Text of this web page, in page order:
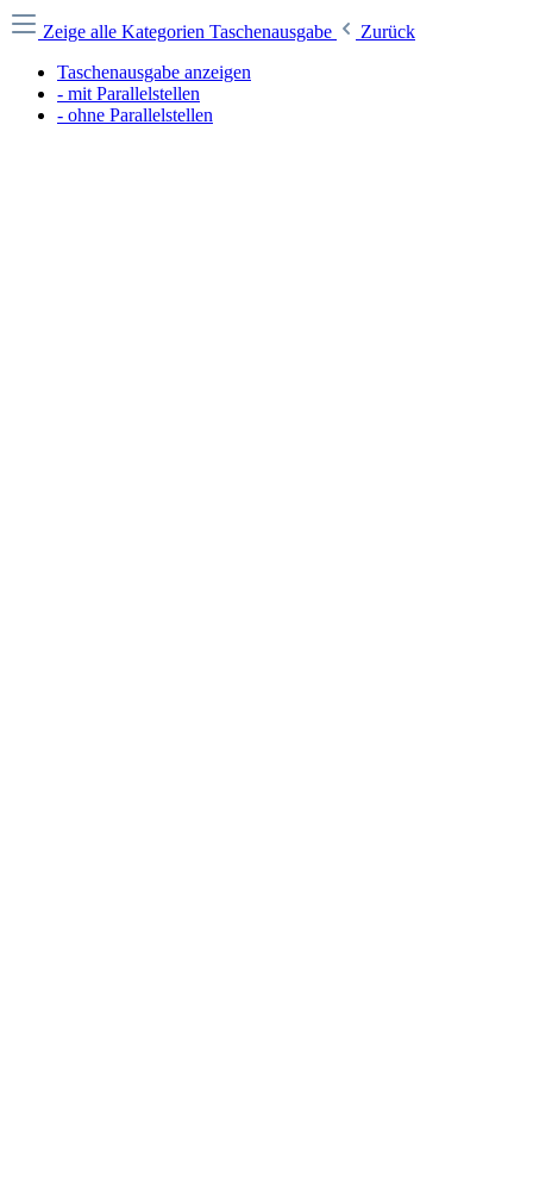
Zeige alle Kategorien Taschenausgabe
Zurück
Taschenausgabe anzeigen
- mit Parallelstellen
- ohne Parallelstellen